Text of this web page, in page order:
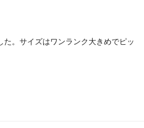
。サイズはワンランク大きめでピッ